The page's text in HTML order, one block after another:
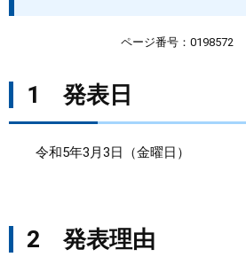
しごと・産業・観光
ページ番号：0198572
1 発表日
令和5年3月3日（金曜日）
2 発表理由